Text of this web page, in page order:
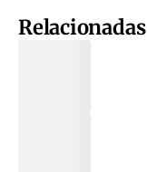
Relacionadas